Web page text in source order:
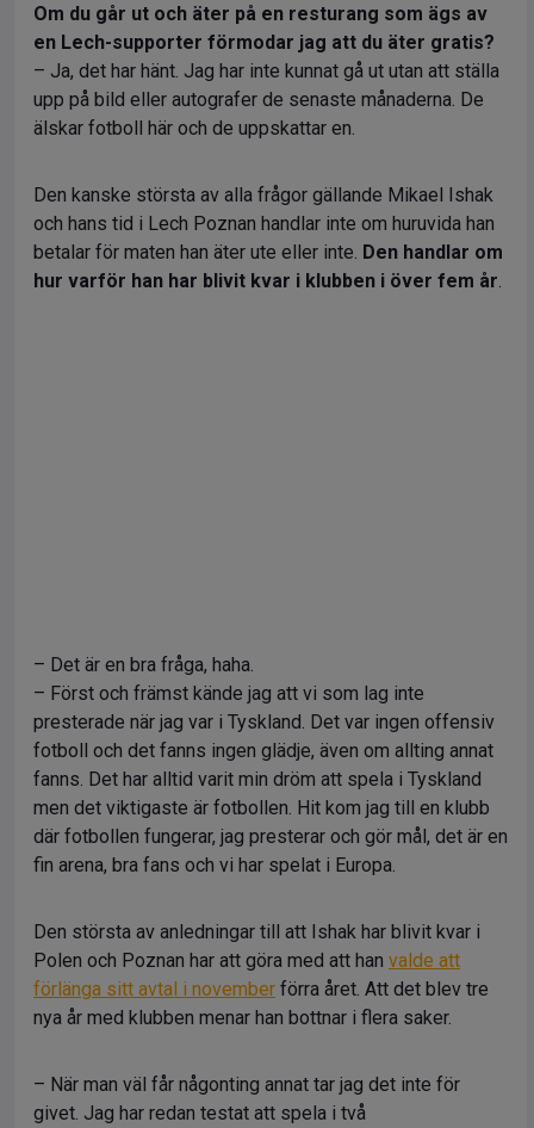
Om du går ut och äter på en resturang som ägs av
en Lech-supporter förmodar jag att du äter gratis?
– Ja, det har hänt. Jag har inte kunnat gå ut utan att ställa
upp på bild eller autografer de senaste månaderna. De
älskar fotboll här och de uppskattar en.
Den kanske största av alla frågor gällande Mikael Ishak
och hans tid i Lech Poznan handlar inte om huruvida han
betalar för maten han äter ute eller inte. Den handlar om
hur varför han har blivit kvar i klubben i över fem år.
– Det är en bra fråga, haha.
– Först och främst kände jag att vi som lag inte
presterade när jag var i Tyskland. Det var ingen offensiv
fotboll och det fanns ingen glädje, även om allting annat
fanns. Det har alltid varit min dröm att spela i Tyskland
men det viktigaste är fotbollen. Hit kom jag till en klubb
där fotbollen fungerar, jag presterar och gör mål, det är en
fin arena, bra fans och vi har spelat i Europa.
Den största av anledningar till att Ishak har blivit kvar i
Polen och Poznan har att göra med att han valde att
förlänga sitt avtal i november förra året. Att det blev tre
nya år med klubben menar han bottnar i flera saker.
– När man väl får någonting annat tar jag det inte för
givet. Jag har redan testat att spela i två